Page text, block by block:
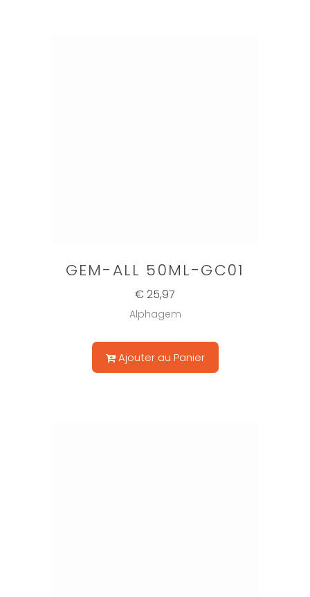
GEM-ALL 50ML-GC01
€ 25,97
Alphagem
Ajouter au Panier